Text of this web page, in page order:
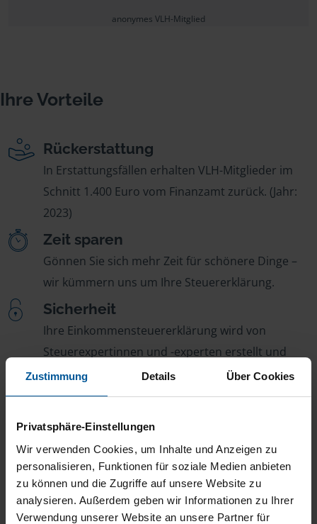
Zustimmung Details Über Cookies
Privatsphäre-Einstellungen
Wir verwenden Cookies, um Inhalte und Anzeigen zu
personalisieren, Funktionen für soziale Medien anbieten
zu können und die Zugriffe auf unsere Website zu
analysieren. Außerdem geben wir Informationen zu Ihrer
Verwendung unserer Website an unsere Partner für
anonymes VLH-Mitglied
Ihre Vorteile
Rückerstattung
In Erstattungsfällen erhalten VLH-Mitglieder im
Schnitt 1.400 Euro vom Finanzamt zurück. (Jahr:
2023)
Zeit sparen
Gönnen Sie sich mehr Zeit für schönere Dinge –
wir kümmern uns um Ihre Steuererklärung.
Sicherheit
Ihre Einkommensteuererklärung wird von
Steuerexpertinnen und -experten erstellt und
geprüft.
Optimierung
Wir sichern Ihnen alle Steuervorteile, die Ihnen
zustehen, und holen das optimale
Steuerergebnis für Sie raus.
Persönliche Beratung
Bei Fragen zur Steuer ist Ihre VLH-Beratungsstelle